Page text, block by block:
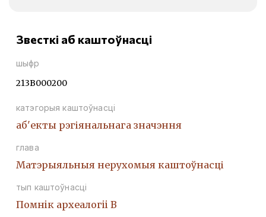
Звесткі аб каштоўнасці
шыфр
213В000200
катэгорыя каштоўнасці
аб'екты рэгіянальнага значэння
глава
Матэрыяльныя нерухомыя каштоўнасці
тып каштоўнасці
Помнiк археалогii В